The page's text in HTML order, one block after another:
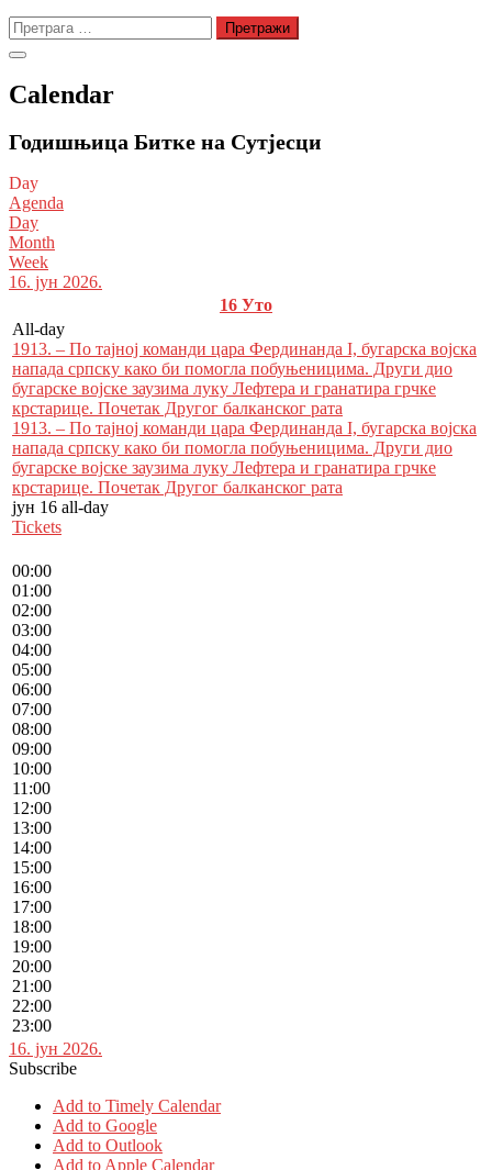
Претрага
за:
Calendar
Годишњица Битке на Сутјесци
Day
Agenda
Day
Month
Week
16. јун 2026.
16 Уто
All-day
1913. – По тајној команди цара Фердинанда I, бугарска војска
напада српску како би помогла побуњеницима. Други дио
бугарске војске заузима луку Лефтера и гранатира грчке
крстарице. Почетак Другог балканског рата
1913. – По тајној команди цара Фердинанда I, бугарска војска
напада српску како би помогла побуњеницима. Други дио
бугарске војске заузима луку Лефтера и гранатира грчке
крстарице. Почетак Другог балканског рата
јун 16 all-day
Tickets
00:00
01:00
02:00
03:00
04:00
05:00
06:00
07:00
08:00
09:00
10:00
11:00
12:00
13:00
14:00
15:00
16:00
17:00
18:00
19:00
20:00
21:00
22:00
23:00
16. јун 2026.
Subscribe
Add to Timely Calendar
Add to Google
Add to Outlook
Add to Apple Calendar